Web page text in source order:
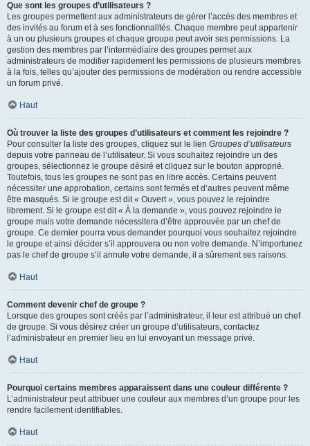
Que sont les groupes d’utilisateurs ?
Les groupes permettent aux administrateurs de gérer l’accès des membres et
des invités au forum et à ses fonctionnalités. Chaque membre peut appartenir
à un ou plusieurs groupes et chaque groupe peut avoir ses permissions. La
gestion des membres par l’intermédiaire des groupes permet aux
administrateurs de modifier rapidement les permissions de plusieurs membres
à la fois, telles qu’ajouter des permissions de modération ou rendre accessible
un forum privé.
Haut
Où trouver la liste des groupes d’utilisateurs et comment les rejoindre ?
Pour consulter la liste des groupes, cliquez sur le lien Groupes d’utilisateurs
depuis votre panneau de l’utilisateur. Si vous souhaitez rejoindre un des
groupes, sélectionnez le groupe désiré et cliquez sur le bouton approprié.
Toutefois, tous les groupes ne sont pas en libre accès. Certains peuvent
nécessiter une approbation, certains sont fermés et d’autres peuvent même
être masqués. Si le groupe est dit « Ouvert », vous pouvez le rejoindre
librement. Si le groupe est dit « À la demande », vous pouvez rejoindre le
groupe mais votre demande nécessitera d’être approuvée par un chef de
groupe. Ce dernier pourra vous demander pourquoi vous souhaitez rejoindre
le groupe et ainsi décider s’il approuvera ou non votre demande. N’importunez
pas le chef de groupe s’il annule votre demande, il a sûrement ses raisons.
Haut
Comment devenir chef de groupe ?
Lorsque des groupes sont créés par l’administrateur, il leur est attribué un chef
de groupe. Si vous désirez créer un groupe d’utilisateurs, contactez
l’administrateur en premier lieu en lui envoyant un message privé.
Haut
Pourquoi certains membres apparaissent dans une couleur différente ?
L’administrateur peut attribuer une couleur aux membres d’un groupe pour les
rendre facilement identifiables.
Haut